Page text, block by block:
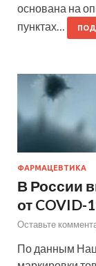
основана на
пунктах…
ФАРМАЦЕВТИКА
В России
от COVID-
Оставьте
По данным